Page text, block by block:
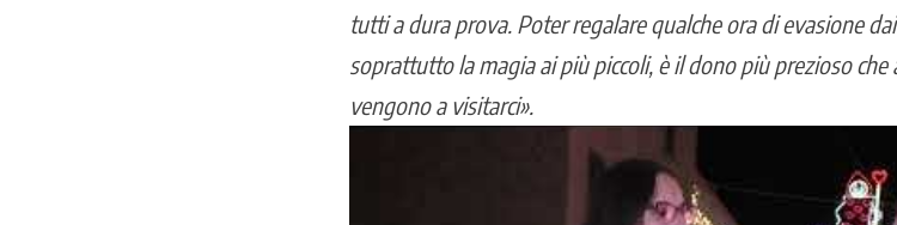
tutti a dura prova. Poter regalare qualche ora di evasione
soprattutto la magia ai più piccoli, è il dono più prezioso
vengono a visitarci».